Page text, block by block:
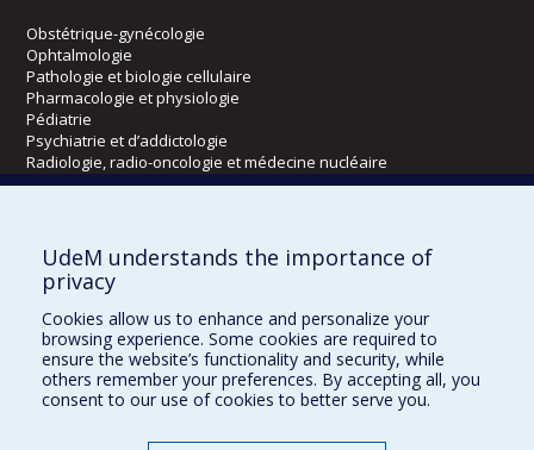
Obstétrique-gynécologie
Ophtalmologie
Pathologie et biologie cellulaire
Pharmacologie et physiologie
Pédiatrie
Psychiatrie et d’addictologie
Radiologie, radio-oncologie et médecine nucléaire
Écoles
Kinésiologie et des sciences de l’activité physique
Orthophonie et audiologie
Réadaptation
Directions
DPC
UdeM understands the importance of
privacy
Cookies allow us to enhance and personalize your
browsing experience. Some cookies are required to
ensure the website’s functionality and security, while
others remember your preferences. By accepting all, you
consent to our use of cookies to better serve you.